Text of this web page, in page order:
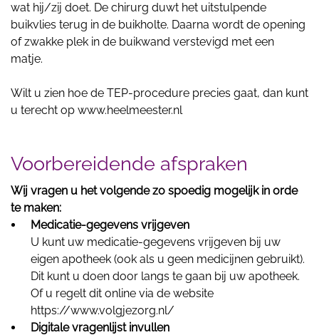
wat hij/zij doet. De chirurg duwt het uitstulpende
buikvlies terug in de buikholte. Daarna wordt de opening
of zwakke plek in de buikwand verstevigd met een
matje.
Wilt u zien hoe de TEP-procedure precies gaat, dan kunt
u terecht op www.heelmeester.nl
Voorbereidende afspraken
Wij vragen u het volgende zo spoedig mogelijk in orde
te maken:
Medicatie-gegevens vrijgeven
U kunt uw medicatie-gegevens vrijgeven bij uw
eigen apotheek (ook als u geen medicijnen gebruikt).
Dit kunt u doen door langs te gaan bij uw apotheek.
Of u regelt dit online via de website
https://www.volgjezorg.nl/
Digitale vragenlijst invullen